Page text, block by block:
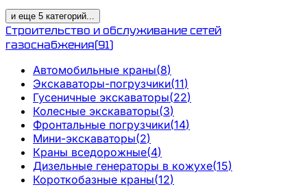
и еще 5 категорий...
Строительство и обслуживание сетей
газоснабжения(91)
Автомобильные краны(8)
Экскаваторы-погрузчики(11)
Гусеничные экскаваторы(22)
Колесные экскаваторы(3)
Фронтальные погрузчики(14)
Мини-экскаваторы(2)
Краны вседорожные(4)
Дизельные генераторы в кожухе(15)
Короткобазные краны(12)